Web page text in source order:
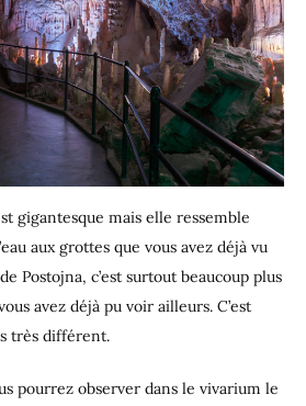
gigantesque mais elle ressemble
aux grottes que vous avez déjà vu
Postojna, c’est surtout beaucoup plus
avez déjà pu voir ailleurs. C’est
très différent.
pourrez observer dans le vivarium le